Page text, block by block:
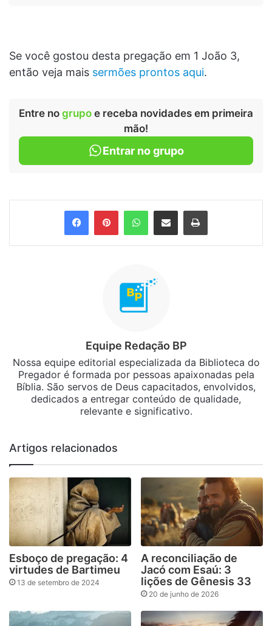
Se você gostou desta pregação em 1 João 3,
então veja mais sermões prontos aqui.
Entre no grupo e receba novidades em primeira
mão!
Entrar no grupo
FacebookPinterestWhatsApp
Compartilhar via e-mail Imprimir
Equipe Redação BP
Nossa equipe editorial especializada da Biblioteca do
Pregador é formada por pessoas apaixonadas pela
Bíblia. São servos de Deus capacitados, envolvidos,
dedicados a entregar conteúdo de qualidade,
relevante e significativo.
Artigos relacionados
Esboço de pregação: 4
virtudes de Bartimeu
13 de setembro de 2024
A reconciliação de
Jacó com Esaú: 3
lições de Gênesis 33
20 de junho de 2026